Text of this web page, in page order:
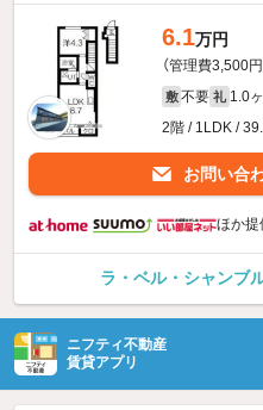
6.1万円
（管理費3,500円
敷 不要 礼 1.0
2階 / 1LDK /
お問い合
ほか提
ラ・ベル・シャンブ
ニフティ不動産
賃貸アプリ